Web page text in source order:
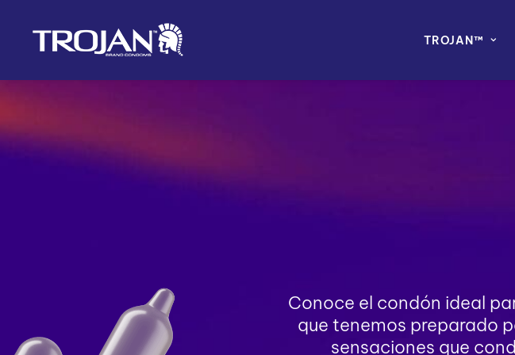
TROJAN™
Conoce el condón ideal
que tenemos preparado
sensaciones que